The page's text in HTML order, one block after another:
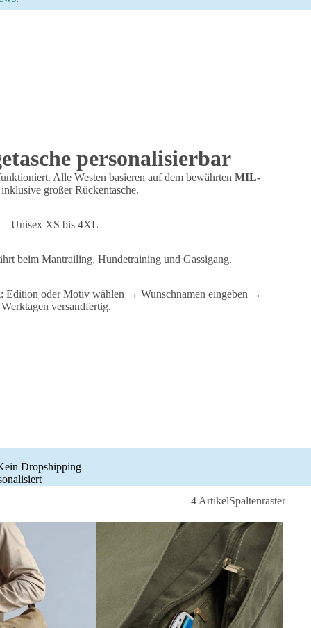
personalisierbar
Alle Westen basieren auf dem bewährten MIL-
inklusive großer Rückentasche.
– Unisex XS bis 4XL
beim Mantrailing, Hundetraining und Gassigang.
Edition oder Motiv wählen → Wunschnamen eingeben →
versandfertig.
Dropshipping
4 ArtikelSpaltenraster